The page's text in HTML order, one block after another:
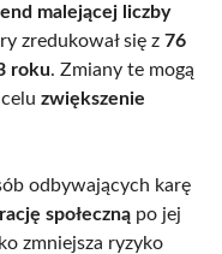
malejącej liczby
zredukował się z 76
roku. Zmiany te mogą
zwiększenie
odbywających karę
społeczną po jej
zmniejsza ryzyko